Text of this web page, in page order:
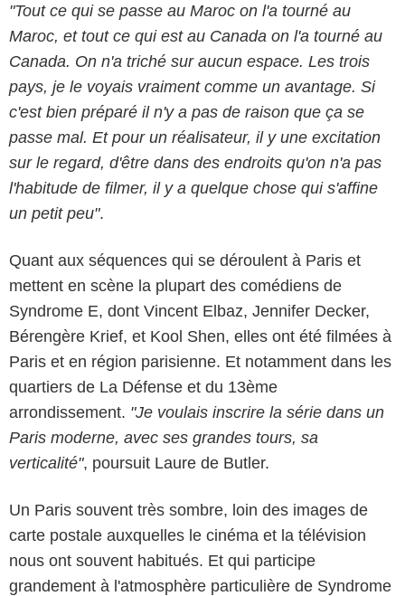
"Tout ce qui se passe au Maroc on l'a tourné au
Maroc, et tout ce qui est au Canada on l'a tourné au
Canada. On n'a triché sur aucun espace. Les trois
pays, je le voyais vraiment comme un avantage. Si
c'est bien préparé il n'y a pas de raison que ça se
passe mal. Et pour un réalisateur, il y une excitation
sur le regard, d'être dans des endroits qu'on n'a pas
l'habitude de filmer, il y a quelque chose qui s'affine
un petit peu".
Quant aux séquences qui se déroulent à Paris et
mettent en scène la plupart des comédiens de
Syndrome E, dont Vincent Elbaz, Jennifer Decker,
Bérengère Krief, et Kool Shen, elles ont été filmées à
Paris et en région parisienne. Et notamment dans les
quartiers de La Défense et du 13ème
arrondissement. "Je voulais inscrire la série dans un
Paris moderne, avec ses grandes tours, sa
verticalité", poursuit Laure de Butler.
Un Paris souvent très sombre, loin des images de
carte postale auxquelles le cinéma et la télévision
nous ont souvent habitués. Et qui participe
grandement à l'atmosphère particulière de Syndrome